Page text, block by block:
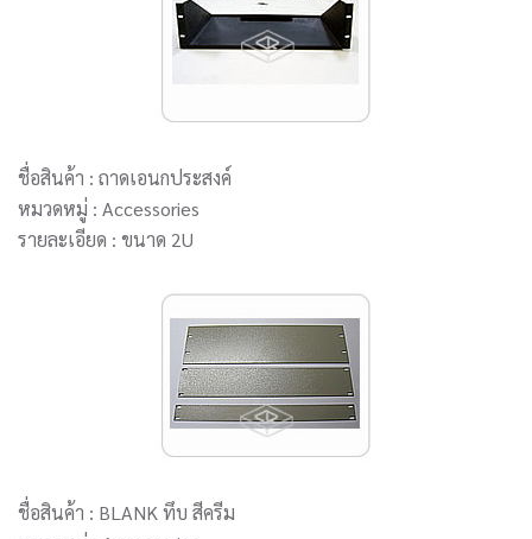
ชื่อสินค้า : ถาดเอนกประสงค์
หมวดหมู่ : Accessories
รายละเอียด : ขนาด 2U
ชื่อสินค้า : BLANK ทึบ สีครีม